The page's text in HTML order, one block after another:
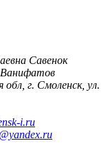
Савенок
Ванифатов
обл, г. Смоленск, ул.
i.ru